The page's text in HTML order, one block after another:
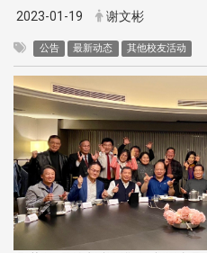
2023-01-19 谢文彬
公告 最新动态 其他校友活动